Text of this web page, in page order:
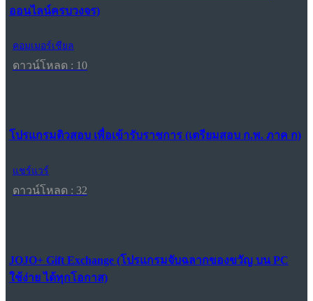
ออนไลน์ครบวงจร)
คอมเมอร์เชียล
ดาวน์โหลด : 10
โปรแกรมติวสอบ เพื่อเข้ารับราชการ (เตรียมสอบ ก.พ. ภาค ก)
แชร์แวร์
ดาวน์โหลด : 32
JOJO+ Gift Exchange (โปรแกรมจับฉลากของขวัญ บน PC
ใช้ง่าย ได้ทุกโอกาส)